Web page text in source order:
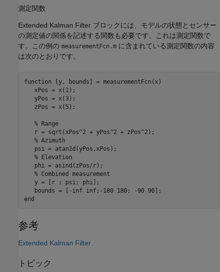
測定関数
Extended Kalman Filter ブロックには、モデルの状態とセンサー
の測定値の関係を記述する関数も必要です。これは測定関数で
す。この例の measurementFcn.m に含まれている測定関数の内容
は次のとおりです。
function [y, bounds] = measurementFcn(x)
   xPos = x(1);
   yPos = x(3);
   zPos = x(5);
% Range
   r = sqrt(xPos^2 + yPos^2 + zPos^2);
% Azimuth
   psi = atan2d(yPos,xPos);
% Elevation
   phi = asind(zPos/r);
% Combined measurement
   y = [r ; psi; phi];
end
参考
Extended Kalman Filter
トピック